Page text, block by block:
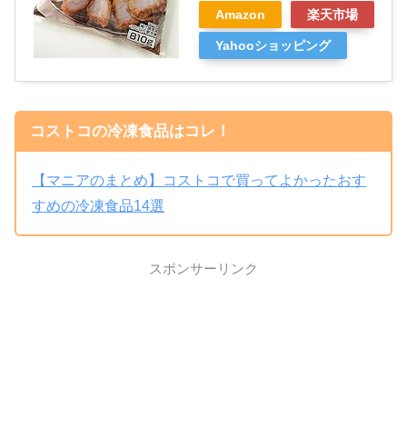
Amazon 楽天市場
Yahooショッピング
コストコの冷凍食品はコレ！
【マニアのまとめ】コストコで買ってよかったおす
すめの冷凍食品14選
スポンサーリンク